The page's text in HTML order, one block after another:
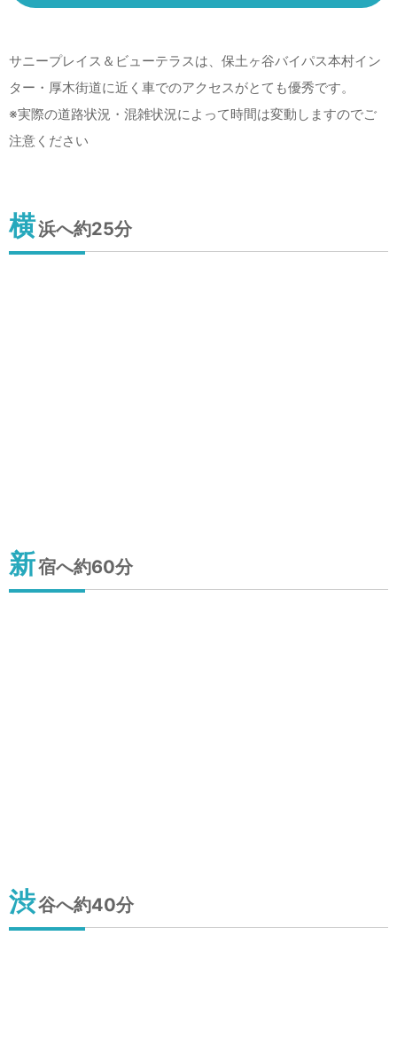
サニープレイス＆ビューテラスは、保土ヶ谷バイパス本村イン
ター・厚木街道に近く車でのアクセスがとても優秀です。
※実際の道路状況・混雑状況によって時間は変動しますのでご
注意ください
横浜へ約25分
新宿へ約60分
渋谷へ約40分